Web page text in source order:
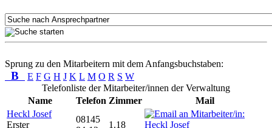
Sprung zu den Mitarbeitern mit dem Anfangsbuchstaben:
B E F G H J K L M O R S W
Telefonliste der Mitarbeiter/innen der Verwaltung
Name
Telefon Zimmer
Mail
Heckl Josef
Erster
08145
1.18